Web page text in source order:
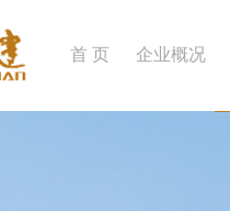
首 页 企业概况